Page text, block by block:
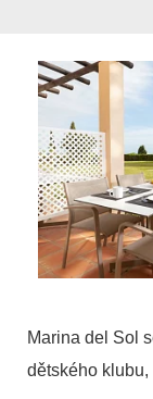
Marina del Sol
dětského